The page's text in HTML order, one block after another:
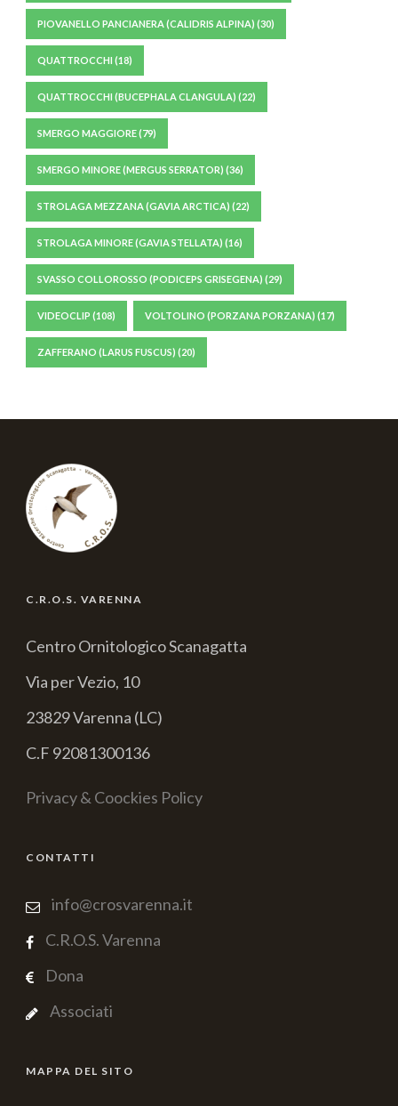
PIOVANELLO PANCIANERA (CALIDRIS ALPINA) (30)
QUATTROCCHI (18)
QUATTROCCHI (BUCEPHALA CLANGULA) (22)
SMERGO MAGGIORE(79)
SMERGO MINORE (MERGUS SERRATOR) (36)
STROLAGA MEZZANA (GAVIA ARCTICA) (22)
STROLAGA MINORE (GAVIA STELLATA) (16)
SVASSO COLLOROSSO (PODICEPS GRISEGENA) (29)
VIDEOCLIP (108) VOLTOLINO (PORZANA PORZANA) (17)
ZAFFERANO (LARUS FUSCUS) (20)
C.R.O.S. VARENNA
Centro Ornitologico Scanagatta
Via per Vezio, 10
23829 Varenna (LC)
C.F 92081300136
Privacy & Coockies Policy
CONTATTI
info@crosvarenna.it
C.R.O.S. Varenna
Dona
Associati
MAPPA DEL SITO